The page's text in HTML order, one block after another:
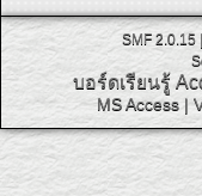
SMF 2.0.15
บอร์ดเรียนรู้
MS Access|